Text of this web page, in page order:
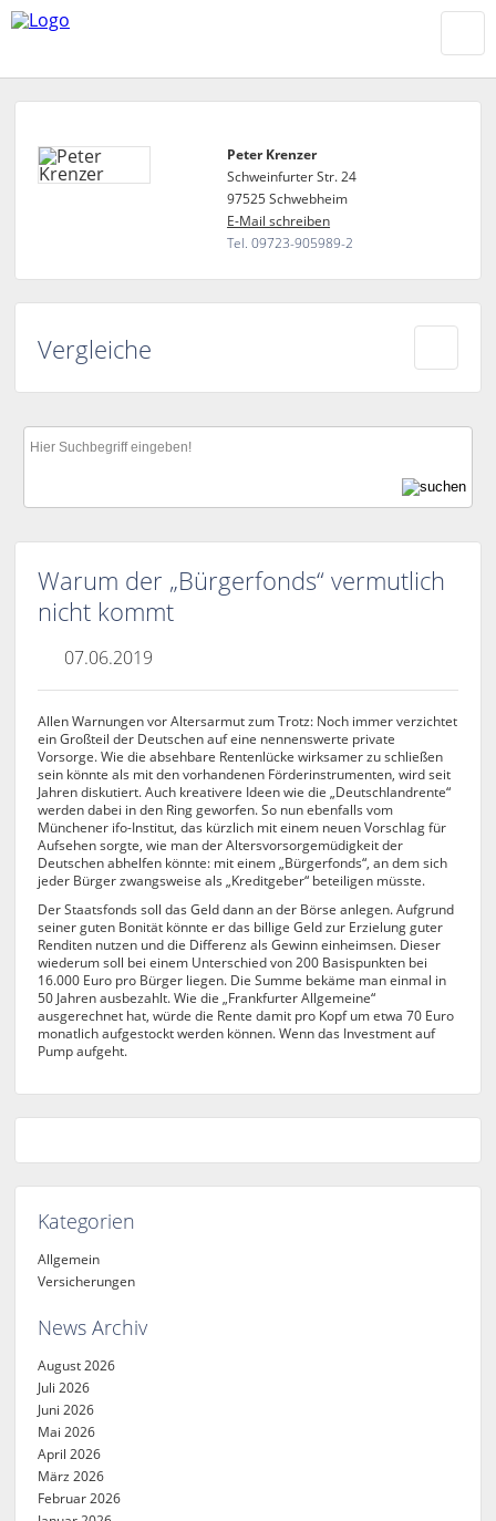
Peter Krenzer
Schweinfurter Str. 24
97525 Schwebheim
E-Mail schreiben
Tel. 09723-905989-2
Vergleiche
Warum der „Bürgerfonds“ vermutlich
nicht kommt
07.06.2019
Allen Warnungen vor Altersarmut zum Trotz: Noch immer verzichtet
ein Großteil der Deutschen auf eine nennenswerte private
Vorsorge. Wie die absehbare Rentenlücke wirksamer zu schließen
sein könnte als mit den vorhandenen Förderinstrumenten, wird seit
Jahren diskutiert. Auch kreativere Ideen wie die „Deutschlandrente“
werden dabei in den Ring geworfen. So nun ebenfalls vom
Münchener ifo-Institut, das kürzlich mit einem neuen Vorschlag für
Aufsehen sorgte, wie man der Altersvorsorgemüdigkeit der
Deutschen abhelfen könnte: mit einem „Bürgerfonds“, an dem sich
jeder Bürger zwangsweise als „Kreditgeber“ beteiligen müsste.
Der Staatsfonds soll das Geld dann an der Börse anlegen. Aufgrund
seiner guten Bonität könnte er das billige Geld zur Erzielung guter
Renditen nutzen und die Differenz als Gewinn einheimsen. Dieser
wiederum soll bei einem Unterschied von 200 Basispunkten bei
16.000 Euro pro Bürger liegen. Die Summe bekäme man einmal in
50 Jahren ausbezahlt. Wie die „Frankfurter Allgemeine“
ausgerechnet hat, würde die Rente damit pro Kopf um etwa 70 Euro
monatlich aufgestockt werden können. Wenn das Investment auf
Pump aufgeht.
Kategorien
Allgemein
Versicherungen
News Archiv
August 2026
Juli 2026
Juni 2026
Mai 2026
April 2026
März 2026
Februar 2026